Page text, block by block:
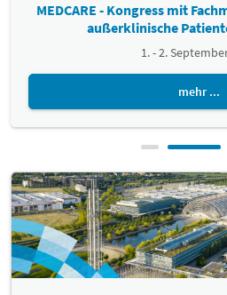
MEDCARE - Kongress mit
außerklinische
1. - 2.
mehr ...